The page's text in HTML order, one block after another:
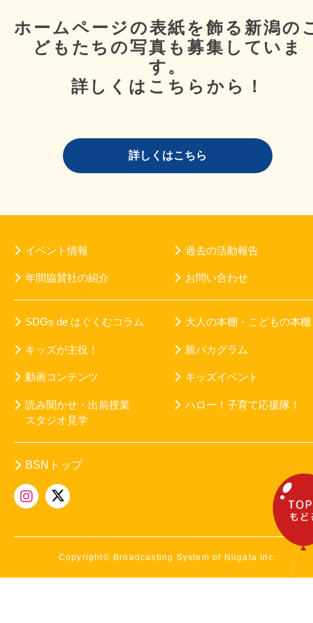
ホームページの表紙を飾る新潟の
どもたちの写真も募集していま
す。
詳しくはこちらから！
詳しくはこちら
イベント情報 過去の活動報告
年間協賛社の紹介 お問い合わせ
SDGs de はぐくむコラム 大人の本棚・こどもの本棚
キッズが主役！ 親バカグラム
動画コンテンツ キッズイベント
読み聞かせ・出前授業
スタジオ見学
ハロー！子育て応援隊！
BSNトップ
Copyright© Broadcasting System of Niigata Inc.